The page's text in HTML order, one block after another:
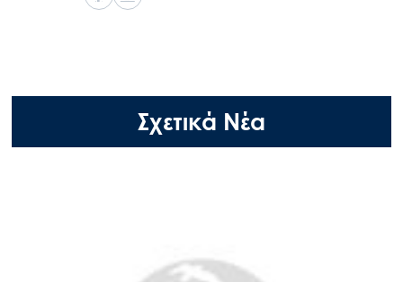
Σχετικά Νέα